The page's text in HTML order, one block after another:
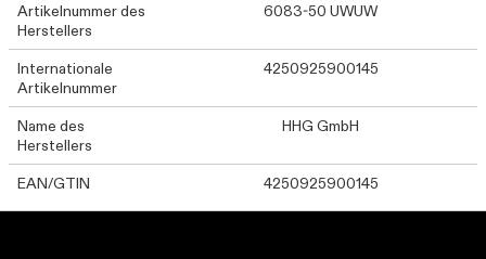
Artikelnummer des
Herstellers
6083-50 UWUW
Internationale
Artikelnummer
4250925900145
Name des
Herstellers
HHG GmbH
EAN/GTIN 4250925900145